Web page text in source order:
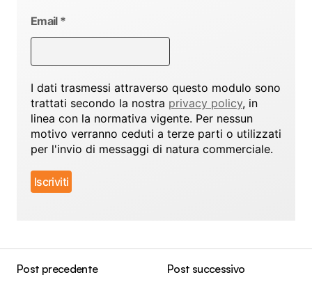
Email *
I dati trasmessi attraverso questo modulo sono
trattati secondo la nostra privacy policy, in
linea con la normativa vigente. Per nessun
motivo verranno ceduti a terze parti o utilizzati
per l'invio di messaggi di natura commerciale.
Post precedente
Post successivo